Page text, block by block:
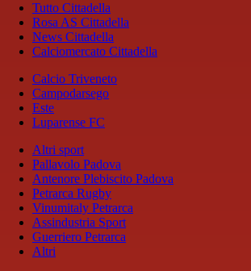
Tutto Cittadella
Rosa AS Cittadella
News Cittadella
Calciomercato Cittadella
Calcio Triveneto
Campodarsego
Este
Luparense FC
Altri sport
Pallavolo Padova
Antenore Plebiscito Padova
Petrarca Rugby
Vinumitaly Petrarca
Assindustria Sport
Guerriero Petrarca
Altri